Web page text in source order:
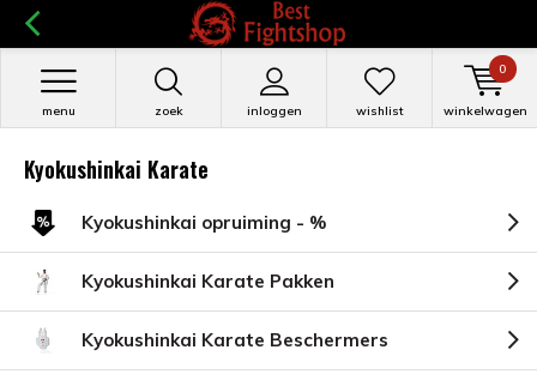
zoek inloggen
menu wishlist winkelwagen
0
Kyokushinkai Karate
Kyokushinkai opruiming - %
Kyokushinkai Karate Pakken
Kyokushinkai Karate Beschermers